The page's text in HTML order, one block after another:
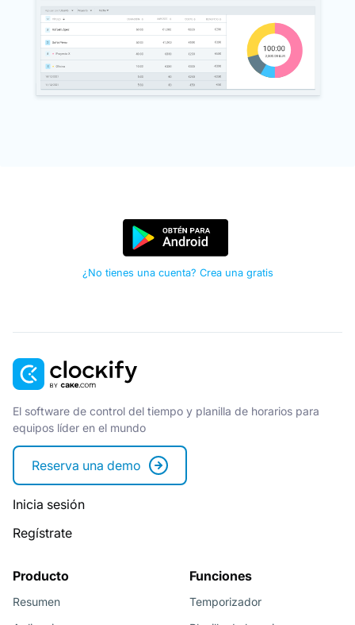
¿No tienes una cuenta? Crea una gratis
El software de control del tiempo y planilla de horarios para
equipos líder en el mundo
Reserva una demo
Inicia sesión
Regístrate
Producto
Resumen
Funciones
Temporizador